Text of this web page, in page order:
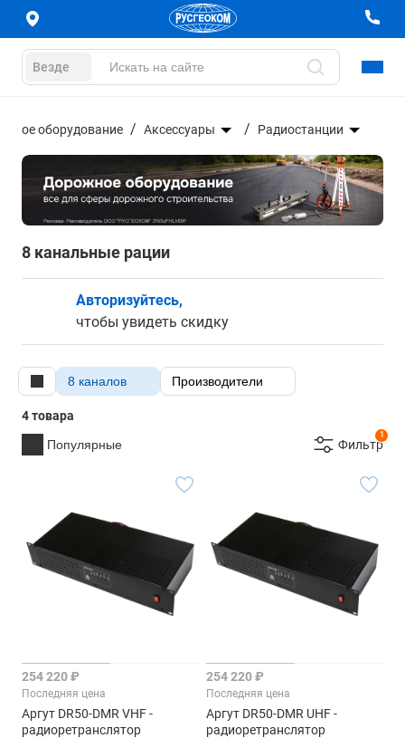
Везде
оборудование Аксессуары Радиостанции
8 канальные рации
Авторизуйтесь,
чтобы увидеть скидку
8 каналов Производители
4 товара
Популярные
1
Фильтр
254 220 ₽
Последняя цена
Аргут DR50-DMR VHF -
радиоретранслятор
254 220 ₽
Последняя цена
Аргут DR50-DMR UHF -
радиоретранслятор